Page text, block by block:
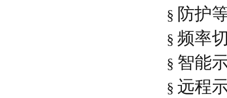
§ 防护
§ 频率
§ 智能
§ 远程